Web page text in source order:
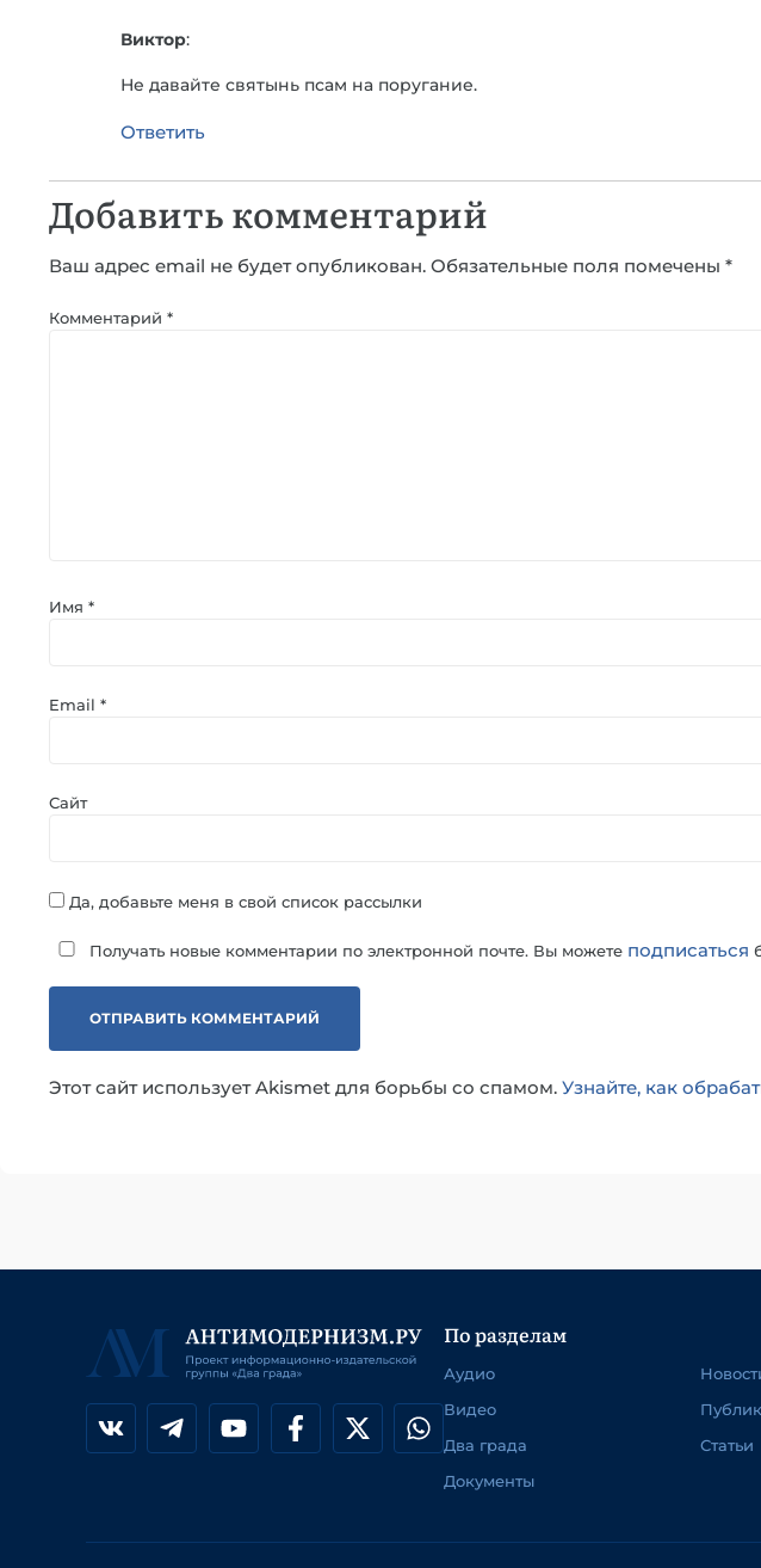
Виктор:
Не давайте святынь псам на поругание.
Ответить
Добавить комментарий
Ваш адрес email не будет опубликован. Обязательные поля помечены *
Комментарий *
Имя *
Email *
Сайт
Да, добавьте меня в свой список рассылки
Получать новые комментарии по электронной почте. Вы можете подписаться
Этот сайт использует Akismet для борьбы со спамом. Узнайте, как
По разделам
Аудио
Видео
Два града
Документы
Статьи